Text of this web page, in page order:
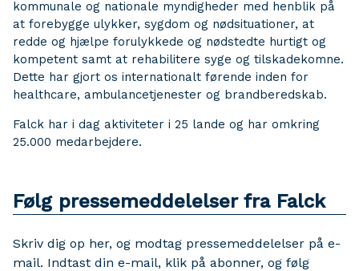
kommunale og nationale myndigheder med henblik på
at forebygge ulykker, sygdom og nødsituationer, at
redde og hjælpe forulykkede og nødstedte hurtigt og
kompetent samt at rehabilitere syge og tilskadekomne.
Dette har gjort os internationalt førende inden for
healthcare, ambulancetjenester og brandberedskab.
Falck har i dag aktiviteter i 25 lande og har omkring
25.000 medarbejdere.
Følg pressemeddelelser fra Falck
Skriv dig op her, og modtag pressemeddelelser på e-
mail. Indtast din e-mail, klik på abonner, og følg